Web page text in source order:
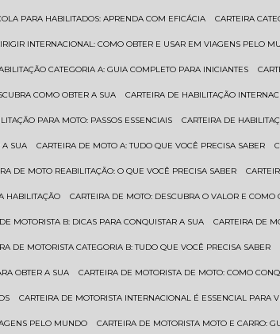
PARA HABILITADOS: APRENDA COM EFICÁCIA CARTEIRA
INTERNACIONAL: COMO OBTER E USAR EM VIAGENS PELO
CATEGORIA A: GUIA COMPLETO PARA INICIANTES
COMO OBTER A SUA CARTEIRA DE HABILITAÇÃO
PARA MOTO: PASSOS ESSENCIAIS CARTEIRA DE
A SUA CARTEIRA DE MOTO A: TUDO QUE VOCÊ PRECISA SABER
DE MOTO REABILITAÇÃO: O QUE VOCÊ PRECISA SABER
HABILITAÇÃO CARTEIRA DE MOTO: DESCUBRA O VALOR E COMO
DE MOTORISTA B: DICAS PARA CONQUISTAR A SUA CARTEIRA DE
DE MOTORISTA CATEGORIA B: TUDO QUE VOCÊ PRECISA SABER
OBTER A SUA CARTEIRA DE MOTORISTA DE MOTO: COMO
CARTEIRA DE MOTORISTA INTERNACIONAL É ESSENCIAL PARA
PELO MUNDO CARTEIRA DE MOTORISTA MOTO E CARRO: